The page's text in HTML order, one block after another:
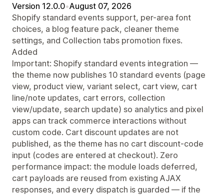
Version 12.0.0•August 07, 2026
Shopify standard events support, per-area font
choices, a blog feature pack, cleaner theme
settings, and Collection tabs promotion fixes.
Added
Important: Shopify standard events integration —
the theme now publishes 10 standard events (page
view, product view, variant select, cart view, cart
line/note updates, cart errors, collection
view/update, search update) so analytics and pixel
apps can track commerce interactions without
custom code. Cart discount updates are not
published, as the theme has no cart discount-code
input (codes are entered at checkout). Zero
performance impact: the module loads deferred,
cart payloads are reused from existing AJAX
responses, and every dispatch is guarded — if the